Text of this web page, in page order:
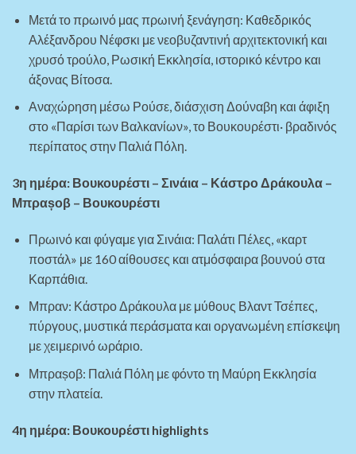
Μετά το πρωινό μας πρωινή ξενάγηση: Καθεδρικός
Αλέξανδρου Νέφσκι με νεοβυζαντινή αρχιτεκτονική και
χρυσό τρούλο, Ρωσική Εκκλησία, ιστορικό κέντρο και
άξονας Βίτοσα.
Αναχώρηση μέσω Ρούσε, διάσχιση Δούναβη και άφιξη
στο «Παρίσι των Βαλκανίων», το Βουκουρέστι· βραδινός
περίπατος στην Παλιά Πόλη.
3η ημέρα: Βουκουρέστι – Σινάια – Κάστρο Δράκουλα –
Μπραșοβ – Βουκουρέστι
Πρωινό και φύγαμε για Σινάια: Παλάτι Πέλες, «καρτ
ποστάλ» με 160 αίθουσες και ατμόσφαιρα βουνού στα
Καρπάθια.
Μπραν: Κάστρο Δράκουλα με μύθους Βλαντ Τσέπες,
πύργους, μυστικά περάσματα και οργανωμένη επίσκεψη
με χειμερινό ωράριο.
Μπραșοβ: Παλιά Πόλη με φόντο τη Μαύρη Εκκλησία
στην πλατεία.
4η ημέρα: Βουκουρέστι highlights